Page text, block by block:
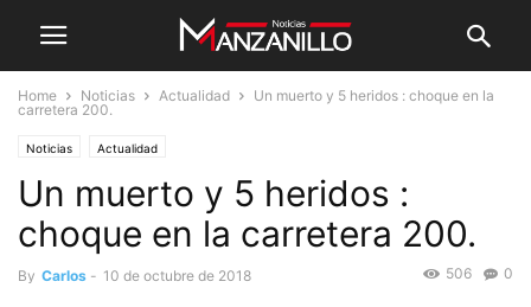
Home Noticias Actualidad
Un muerto y 5 heridos : choque en la
carretera 200.
Noticias Actualidad
Un muerto y 5 heridos :
choque en la carretera 200.
By Carlos - 10 de octubre de 2018 0
506